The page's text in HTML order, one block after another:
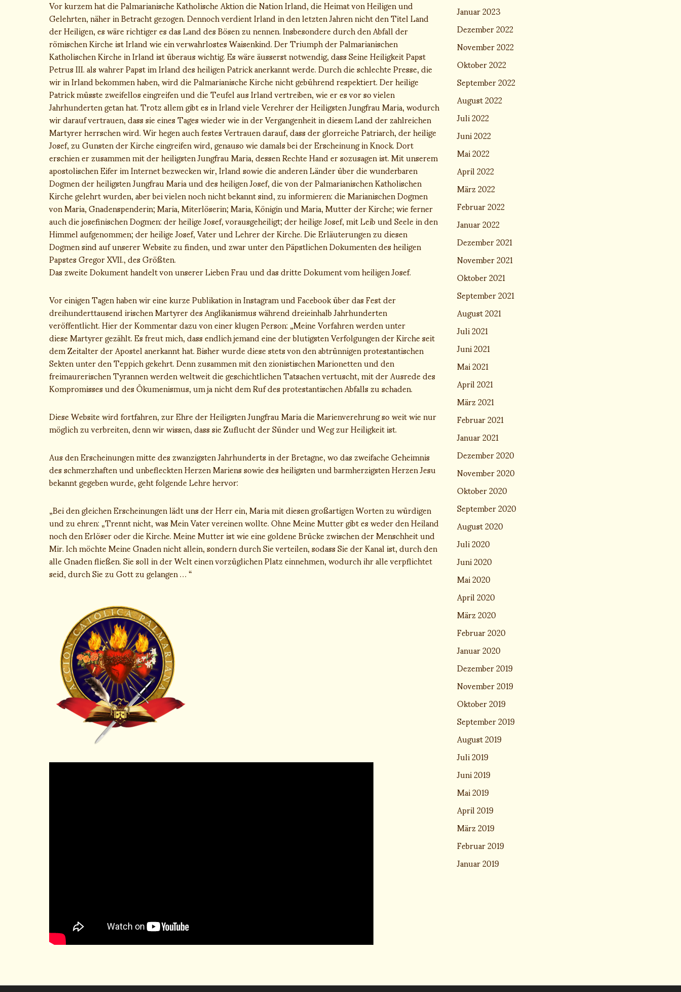
Vor kurzem hat die Palmarianische Katholische Aktion die Nation Irland, die Heimat von Heiligen und
Gelehrten, näher in Betracht gezogen. Dennoch verdient Irland in den letzten Jahren nicht den Titel Land
der Heiligen, es wäre richtiger es das Land des Bösen zu nennen. Insbesondere durch den Abfall der
römischen Kirche ist Irland wie ein verwahrlostes Waisenkind. Der Triumph der Palmarianischen
Katholischen Kirche in Irland ist überaus wichtig. Es wäre äusserst notwendig, dass Seine Heiligkeit Papst
Petrus III. als wahrer Papst im Irland des heiligen Patrick anerkannt werde. Durch die schlechte Presse, die
wir in Irland bekommen haben, wird die Palmarianische Kirche nicht gebührend respektiert. Der heilige
Patrick müsste zweifellos eingreifen und die Teufel aus Irland vertreiben, wie er es vor so vielen
Jahrhunderten getan hat. Trotz allem gibt es in Irland viele Verehrer der Heiligsten Jungfrau Maria, wodurch
wir darauf vertrauen, dass sie eines Tages wieder wie in der Vergangenheit in diesem Land der zahlreichen
Martyrer herrschen wird. Wir hegen auch festes Vertrauen darauf, dass der glorreiche Patriarch, der heilige
Josef, zu Gunsten der Kirche eingreifen wird, genauso wie damals bei der Erscheinung in Knock. Dort
erschien er zusammen mit der heiligsten Jungfrau Maria, dessen Rechte Hand er sozusagen ist. Mit unserem
apostolischen Eifer im Internet bezwecken wir, Irland sowie die anderen Länder über die wunderbaren
Dogmen der heiligsten Jungfrau Maria und des heiligen Josef, die von der Palmarianischen Katholischen
Kirche gelehrt wurden, aber bei vielen noch nicht bekannt sind, zu informieren: die Marianischen Dogmen
von Maria, Gnadenspenderin; Maria, Miterlöserin; Maria, Königin und Maria, Mutter der Kirche; wie ferner
auch die josefinischen Dogmen: der heilige Josef, vorausgeheiligt; der heilige Josef, mit Leib und Seele in den
Himmel aufgenommen; der heilige Josef, Vater und Lehrer der Kirche. Die Erläuterungen zu diesen
Dogmen sind auf unserer Website zu finden, und zwar unter den Päpstlichen Dokumenten des heiligen
Papstes Gregor XVII., des Größten.
Das zweite Dokument handelt von unserer Lieben Frau und das dritte Dokument vom heiligen Josef.
Vor einigen Tagen haben wir eine kurze Publikation in Instagram und Facebook über das Fest der
dreihunderttausend irischen Martyrer des Anglikanismus während dreieinhalb Jahrhunderten
veröffentlicht. Hier der Kommentar dazu von einer klugen Person: „Meine Vorfahren werden unter
diese Martyrer gezählt. Es freut mich, dass endlich jemand eine der blutigsten Verfolgungen der Kirche seit
dem Zeitalter der Apostel anerkannt hat. Bisher wurde diese stets von den abtrünnigen protestantischen
Sekten unter den Teppich gekehrt. Denn zusammen mit den zionistischen Marionetten und den
freimaurerischen Tyrannen werden weltweit die geschichtlichen Tatsachen vertuscht, mit der Ausrede des
Kompromisses und des Ökumenismus, um ja nicht dem Ruf des protestantischen Abfalls zu schaden.
Diese Website wird fortfahren, zur Ehre der Heiligsten Jungfrau Maria die Marienverehrung so weit wie nur
möglich zu verbreiten, denn wir wissen, dass sie Zuflucht der Sünder und Weg zur Heiligkeit ist.
Aus den Erscheinungen mitte des zwanzigsten Jahrhunderts in der Bretagne, wo das zweifache Geheimnis
des schmerzhaften und unbefleckten Herzen Mariens sowie des heiligsten und barmherzigsten Herzen Jesu
bekannt gegeben wurde, geht folgende Lehre hervor:
„Bei den gleichen Erscheinungen lädt uns der Herr ein, Maria mit diesen großartigen Worten zu würdigen
und zu ehren: „Trennt nicht, was Mein Vater vereinen wollte. Ohne Meine Mutter gibt es weder den Heiland
noch den Erlöser oder die Kirche. Meine Mutter ist wie eine goldene Brücke zwischen der Menschheit und
Mir. Ich möchte Meine Gnaden nicht allein, sondern durch Sie verteilen, sodass Sie der Kanal ist, durch den
alle Gnaden fließen. Sie soll in der Welt einen vorzüglichen Platz einnehmen, wodurch ihr alle verpflichtet
seid, durch Sie zu Gott zu gelangen … “
Januar 2023
Dezember 2022
November 2022
Oktober 2022
September 2022
August 2022
Juli 2022
Juni 2022
Mai 2022
April 2022
März 2022
Februar 2022
Januar 2022
Dezember 2021
November 2021
Oktober 2021
September 2021
August 2021
Juli 2021
Juni 2021
Mai 2021
April 2021
März 2021
Februar 2021
Januar 2021
Dezember 2020
November 2020
Oktober 2020
September 2020
August 2020
Juli 2020
Juni 2020
Mai 2020
April 2020
März 2020
Februar 2020
Januar 2020
Dezember 2019
November 2019
Oktober 2019
September 2019
August 2019
Juli 2019
Juni 2019
Mai 2019
April 2019
März 2019
Februar 2019
Januar 2019